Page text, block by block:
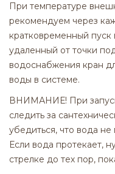
При температуре
рекомендуем через
кратковременный
удаленный от точки
водоснабжения кран
воды в системе.
ВНИМАНИЕ! При
следить за
убедиться, что вода
Если вода протекает,
стрелке до тех пор,